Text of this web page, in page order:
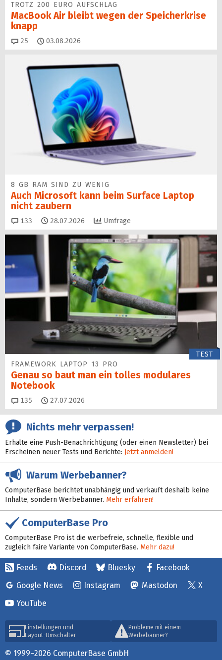
TROTZ 200 EURO AUFSCHLAG
MacBook Air bleibt wegen der Speicherkrise
knapp
25 Kommentare
03.08.2026
8 GB RAM SIND ZU WENIG
Auch Microsoft kann beim Surface Laptop
nicht zaubern
133 Kommentare
28.07.2026 Umfrage
TEST
FRAMEWORK LAPTOP 13 PRO
Genau so baut man ein tolles modulares
Notebook
135 Kommentare
27.07.2026
Nichts mehr verpassen!
Erhalte eine Push-Benachrichtigung (oder einen Newsletter) bei
Erscheinen neuer Tests und Berichte: Jetzt anmelden!
Warum Werbebanner?
ComputerBase berichtet unabhängig und verkauft deshalb keine
Inhalte, sondern Werbebanner. Mehr erfahren!
ComputerBase Pro
ComputerBase Pro ist die werbefreie, schnelle, flexible und
zugleich faire Variante von ComputerBase. Mehr dazu!
Feeds Discord Bluesky
Facebook
Google News
Instagram Mastodon
X
YouTube
Einstellungen und
Layout-Umschalter
Probleme mit einem
Werbebanner?
© 1999–2026 ComputerBase GmbH